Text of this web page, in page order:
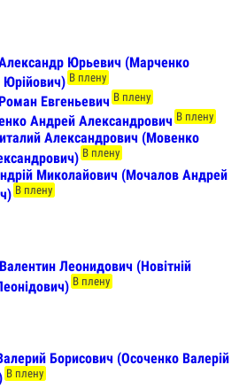
Юрьевич (Марченко
В плену
Евгеньевич В плену
Андрей Александрович В плену
Александрович (Мовенко
В плену
Миколайович (Мочалов Андрей
В плену
Леонидович (Новітній
В плену
Борисович (Осоченко Валерій
В плену